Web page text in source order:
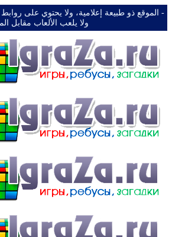
-️ الموقع ذو طبيعة إعلامية، ولا يحتوي على
ولا يلعب الألعاب مقابل